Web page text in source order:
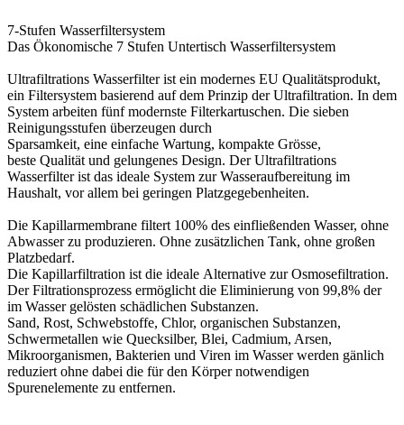
7-Stufen Wasserfiltersystem
Das Ökonomische 7 Stufen Untertisch Wasserfiltersystem
Ultrafiltrations Wasserfilter ist ein modernes EU Qualitätsprodukt,
ein Filtersystem basierend auf dem Prinzip der Ultrafiltration. In dem
System arbeiten fünf modernste Filterkartuschen. Die sieben
Reinigungsstufen überzeugen durch
Sparsamkeit, eine einfache Wartung, kompakte Grösse,
beste Qualität und gelungenes Design. Der Ultrafiltrations
Wasserfilter ist das ideale System zur Wasseraufbereitung im
Haushalt, vor allem bei geringen Platzgegebenheiten.
Die Kapillarmembrane filtert 100% des einfließenden Wasser, ohne
Abwasser zu produzieren. Ohne zusätzlichen Tank, ohne großen
Platzbedarf.
Die Kapillarfiltration ist die ideale Alternative zur Osmosefiltration.
Der Filtrationsprozess ermöglicht die Eliminierung von 99,8% der
im Wasser gelösten schädlichen Substanzen.
Sand, Rost, Schwebstoffe, Chlor, organischen Substanzen,
Schwermetallen wie Quecksilber, Blei, Cadmium, Arsen,
Mikroorganismen, Bakterien und Viren im Wasser werden gänlich
reduziert ohne dabei die für den Körper notwendigen
Spurenelemente zu entfernen.